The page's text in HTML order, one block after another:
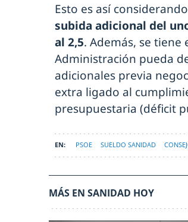
Esto es así
subida adicional del
al 2,5. Además, se
Administración pueda
adicionales previa
extra ligado al
presupuestaria (déficit
PSOE SUELDO SANIDAD
MÁS EN SANIDAD HOY